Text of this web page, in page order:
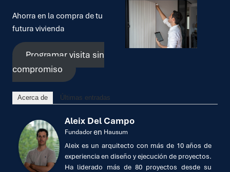
Ahorra en la compra de tu
futura vivienda
Programar visita sin
compromiso
Acerca de Últimas entradas
Aleix Del Campo
Fundadoren Hausum
Aleix es un arquitecto con más de 10 años de
experiencia en diseño y ejecución de proyectos.
Ha liderado más de 80 proyectos desde su